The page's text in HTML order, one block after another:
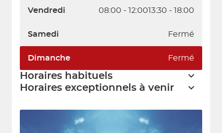
Vendredi 08:00 - 12:0013:30 - 18:00
Samedi Fermé
Dimanche Fermé
Horaires habituels
Horaires exceptionnels à venir